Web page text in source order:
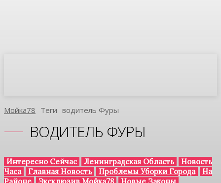
Мойка78 Теги Водитель Фуры
ВОДИТЕЛЬ ФУРЫ
Интересно Сейчас Ленинградская Область
Новость
Часа
Главная Новость Проблемы Уборки Города
На